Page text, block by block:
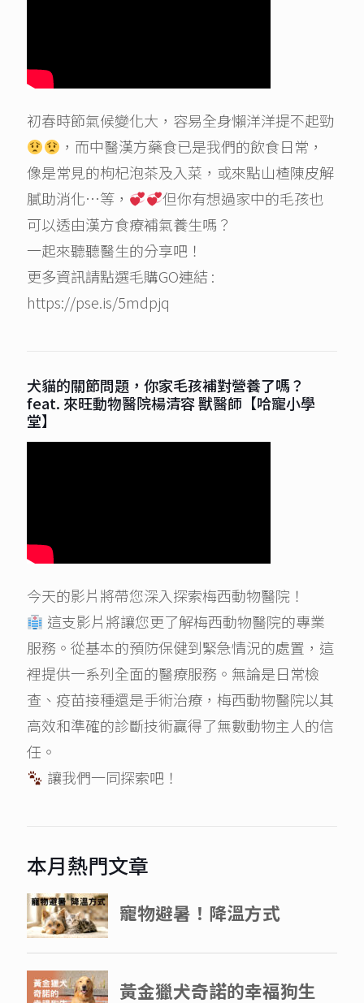
初春時節氣候變化大，容易全身懶洋洋提不起勁
，而中醫漢方藥食已是我們的飲食日常，
像是常見的枸杞泡茶及入菜，或來點山楂陳皮解
膩助消化…等，
但你有想過家中的毛孩也
可以透由漢方食療補氣養生嗎？
一起來聽聽醫生的分享吧！
更多資訊請點選毛購GO連結 :
https://pse.is/5mdpjq
犬貓的關節問題，你家毛孩補對營養了嗎？
feat. 來旺動物醫院楊清容 獸醫師【哈寵小學
堂】
今天的影片將帶您深入探索梅西動物醫院！
這支影片將讓您更了解梅西動物醫院的專業
服務。從基本的預防保健到緊急情況的處置，這
裡提供一系列全面的醫療服務。無論是日常檢
查、疫苗接種還是手術治療，梅西動物醫院以其
高效和準確的診斷技術贏得了無數動物主人的信
任。
讓我們一同探索吧！
本月熱門文章